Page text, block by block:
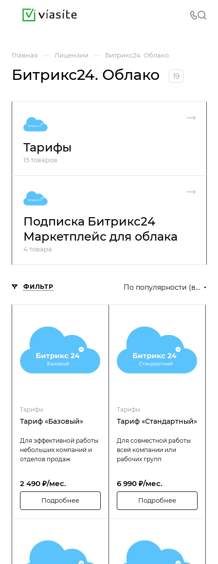
Главная — Лицензии — Битрикс24. Облако
Битрикс24. Облако 19
Тарифы
15 товаров
Подписка Битрикс24
Маркетплейс для облака
4 товара
ФИЛЬТР По популярности (возрастание)
Тарифы
Тариф «Базовый»
Для эффективной работы
небольших компаний и
отделов продаж
2 490 ₽/мес.
Подробнее
Тарифы
Тариф «Стандартный»
Для совместной работы
всей компании или
рабочих групп
6 990 ₽/мес.
Подробнее